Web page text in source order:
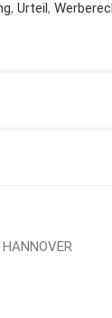
, Urteil,